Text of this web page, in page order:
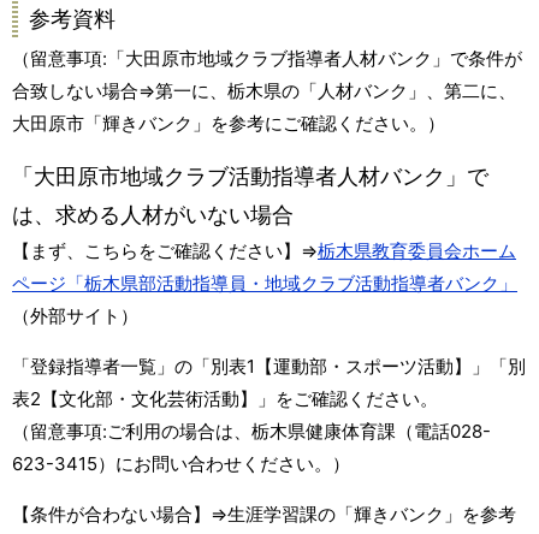
参考資料
（留意事項:「大田原市地域クラブ指導者人材バンク」で条件が
合致しない場合⇒第一に、栃木県の「人材バンク」、第二に、
大田原市「輝きバンク」を参考にご確認ください。）
「大田原市地域クラブ活動指導者人材バンク」で
は、求める人材がいない場合
【まず、こちらをご確認ください】⇒栃木県教育委員会ホーム
ページ「栃木県部活動指導員・地域クラブ活動指導者バンク」
（外部サイト）
「登録指導者一覧」の「別表1【運動部・スポーツ活動】」「別
表2【文化部・文化芸術活動】」をご確認ください。
（留意事項:ご利用の場合は、栃木県健康体育課（電話028-
623-3415）にお問い合わせください。）
【条件が合わない場合】⇒生涯学習課の「輝きバンク」を参考